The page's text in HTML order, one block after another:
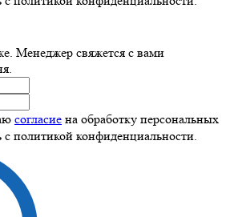
Менеджер свяжется с вами
согласие на обработку персональных
политикой конфиденциальности.